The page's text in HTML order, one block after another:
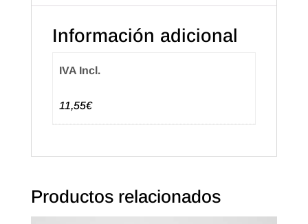
Información adicional
IVA Incl.
11,55€
Productos relacionados